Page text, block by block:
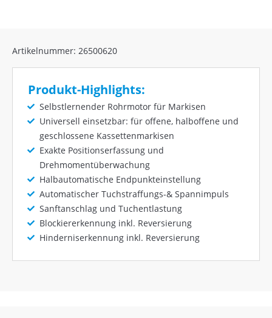
Artikelnummer: 26500620
Produkt-Highlights:
Selbstlernender Rohrmotor für Markisen
Universell einsetzbar: für offene, halboffene und
geschlossene Kassettenmarkisen
Exakte Positionserfassung und
Drehmomentüberwachung
Halbautomatische Endpunkteinstellung
Automatischer Tuchstraffungs-& Spannimpuls
Sanftanschlag und Tuchentlastung
Blockiererkennung inkl. Reversierung
Hinderniserkennung inkl. Reversierung